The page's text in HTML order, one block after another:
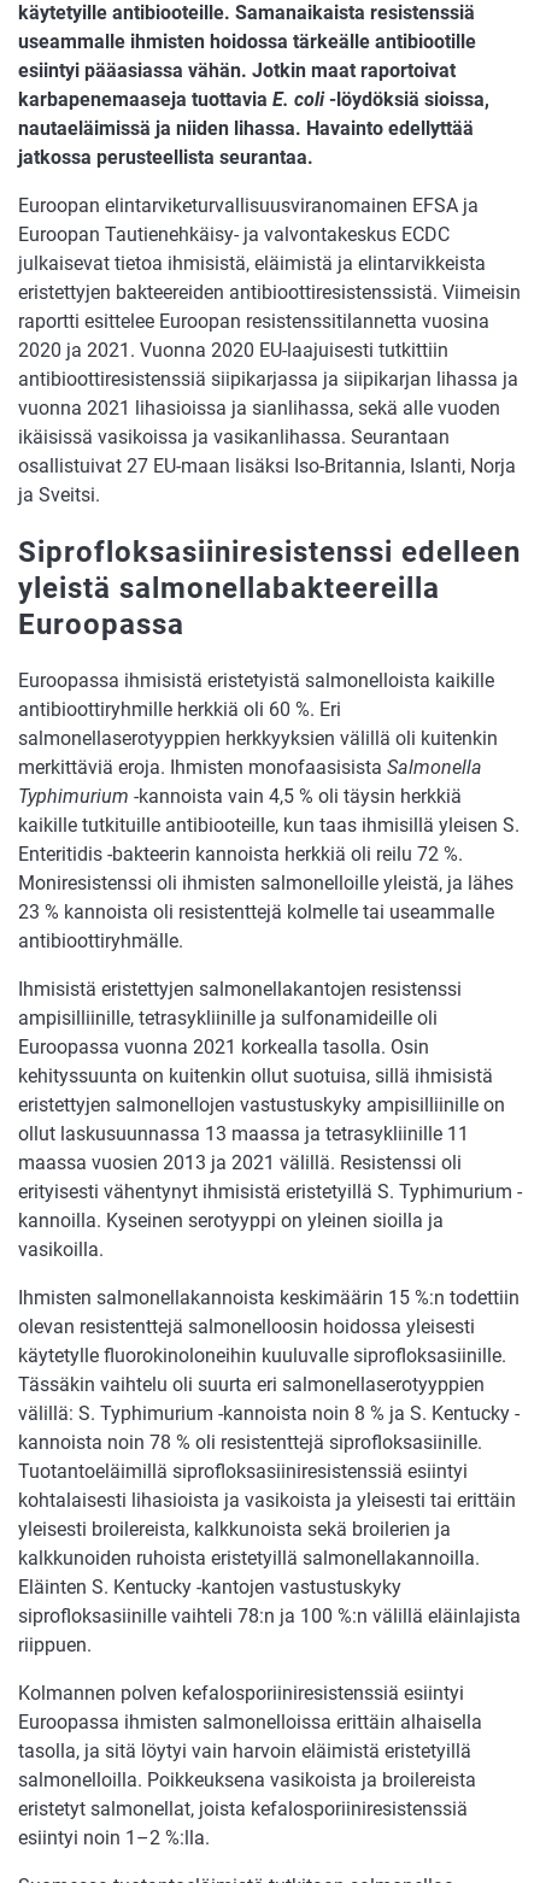
käytetyille antibiooteille. Samanaikaista resistenssiä
useammalle ihmisten hoidossa tärkeälle antibiootille
esiintyi pääasiassa vähän. Jotkin maat raportoivat
karbapenemaaseja tuottavia E. coli-löydöksiä sioissa,
nautaeläimissä ja niiden lihassa. Havainto edellyttää
jatkossa perusteellista seurantaa.
Euroopan elintarviketurvallisuusviranomainen EFSA ja
Euroopan Tautienehkäisy- ja valvontakeskus ECDC
julkaisevat tietoa ihmisistä, eläimistä ja elintarvikkeista
eristettyjen bakteereiden antibioottiresistenssistä. Viimeisin
raportti esittelee Euroopan resistenssitilannetta vuosina
2020 ja 2021. Vuonna 2020 EU-laajuisesti tutkittiin
antibioottiresistenssiä siipikarjassa ja siipikarjan lihassa ja
vuonna 2021 lihasioissa ja sianlihassa, sekä alle vuoden
ikäisissä vasikoissa ja vasikanlihassa. Seurantaan
osallistuivat 27 EU-maan lisäksi Iso-Britannia, Islanti, Norja
ja Sveitsi.
Siprofloksasiiniresistenssi edelleen
yleistä salmonellabakteereilla
Euroopassa
Euroopassa ihmisistä eristetyistä salmonelloista kaikille
antibioottiryhmille herkkiä oli 60 %. Eri
salmonellaserotyyppien herkkyyksien välillä oli kuitenkin
merkittäviä eroja. Ihmisten monofaasisista Salmonella
Typhimurium -kannoista vain 4,5 % oli täysin herkkiä
kaikille tutkituille antibiooteille, kun taas ihmisillä yleisen S.
Enteritidis -bakteerin kannoista herkkiä oli reilu 72 %.
Moniresistenssi oli ihmisten salmonelloille yleistä, ja lähes
23 % kannoista oli resistenttejä kolmelle tai useammalle
antibioottiryhmälle.
Ihmisistä eristettyjen salmonellakantojen resistenssi
ampisilliinille, tetrasykliinille ja sulfonamideille oli
Euroopassa vuonna 2021 korkealla tasolla. Osin
kehityssuunta on kuitenkin ollut suotuisa, sillä ihmisistä
eristettyjen salmonellojen vastustuskyky ampisilliinille on
ollut laskusuunnassa 13 maassa ja tetrasykliinille 11
maassa vuosien 2013 ja 2021 välillä. Resistenssi oli
erityisesti vähentynyt ihmisistä eristetyillä S. Typhimurium -
kannoilla. Kyseinen serotyyppi on yleinen sioilla ja
vasikoilla.
Ihmisten salmonellakannoista keskimäärin 15 %:n todettiin
olevan resistenttejä salmonelloosin hoidossa yleisesti
käytetylle fluorokinoloneihin kuuluvalle siprofloksasiinille.
Tässäkin vaihtelu oli suurta eri salmonellaserotyyppien
välillä: S. Typhimurium -kannoista noin 8 % ja S. Kentucky -
kannoista noin 78 % oli resistenttejä siprofloksasiinille.
Tuotantoeläimillä siprofloksasiiniresistenssiä esiintyi
kohtalaisesti lihasioista ja vasikoista ja yleisesti tai erittäin
yleisesti broilereista, kalkkunoista sekä broilerien ja
kalkkunoiden ruhoista eristetyillä salmonellakannoilla.
Eläinten S. Kentucky -kantojen vastustuskyky
siprofloksasiinille vaihteli 78:n ja 100 %:n välillä eläinlajista
riippuen.
Kolmannen polven kefalosporiiniresistenssiä esiintyi
Euroopassa ihmisten salmonelloissa erittäin alhaisella
tasolla, ja sitä löytyi vain harvoin eläimistä eristetyillä
salmonelloilla. Poikkeuksena vasikoista ja broilereista
eristetyt salmonellat, joista kefalosporiiniresistenssiä
esiintyi noin 1–2 %:lla.